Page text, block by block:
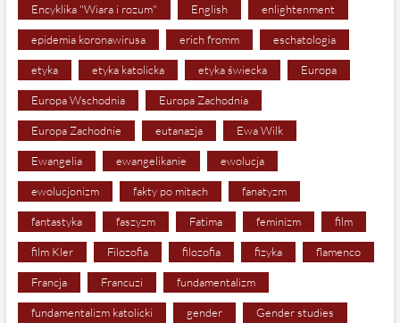
Encyklika "Wiara i rozum" English enlightenment
epidemia koronawirusa erich fromm eschatologia
etyka etyka katolicka etyka świecka Europa
Europa Wschodnia Europa Zachodnia
Europa Zachodnie eutanazja Ewa Wilk
Ewangelia ewangelikanie ewolucja
ewolucjonizm fakty po mitach fanatyzm
fantastyka faszyzm Fatima feminizm film
film Kler Filozofia filozofia fizyka flamenco
Francja Francuzi fundamentalizm
fundamentalizm katolicki gender Gender studies